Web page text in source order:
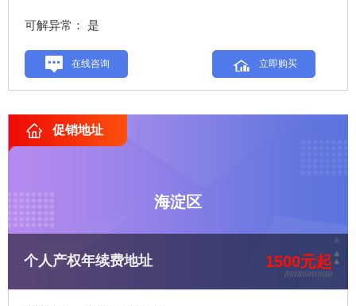
可解异常： 是
在线咨询 立即购买
促销地址
个人产权年续费地址 1500元起
海淀区